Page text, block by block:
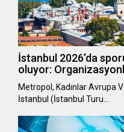
İstanbul 2026’da
oluyor:
Metropol, Kadınlar Avrupa
İstanbul (İstanbul Turu…